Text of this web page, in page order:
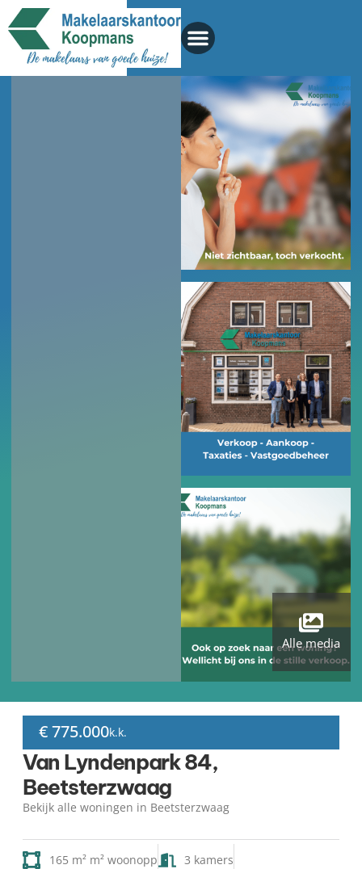
Alle media
€ 775.000k.k.
Van Lyndenpark 84,
Beetsterzwaag
Bekijk alle woningen in Beetsterzwaag
165 m² m² woonopp 3 kamers